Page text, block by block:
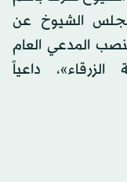
مجلس الشيوخ عن
المدعي العام
داعياً